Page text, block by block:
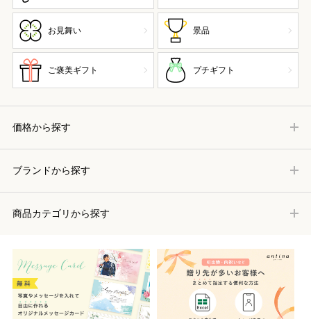
お見舞い 景品
ご褒美ギフト プチギフト
価格から探す
ブランドから探す
商品カテゴリから探す